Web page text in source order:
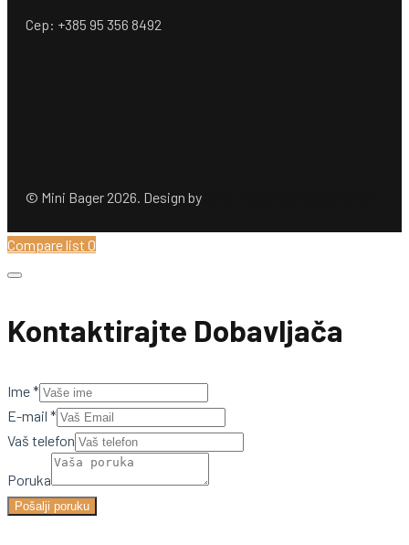
Cep: +385 95 356 8492
© Mini Bager 2026. Design by
Compare list 0
Kontaktirajte Dobavljača
Ime*
E-mail *
Vaš telefon
Poruka
Pošalji poruku